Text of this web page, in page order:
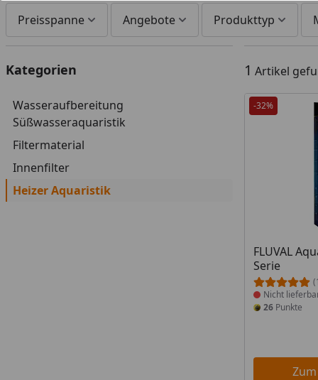
Preisspanne Angebote Produkttyp
Kategorien
Wasseraufbereitung
Süßwasseraquaristik
Filtermaterial
Innenfilter
Heizer Aquaristik
1 Artikel
-32%
FLUVAL
Serie
Produkt
Nicht
26 Punkte